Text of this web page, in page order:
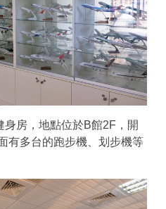
房，地點位於B館2F，開
有多台的跑步機、划步機等